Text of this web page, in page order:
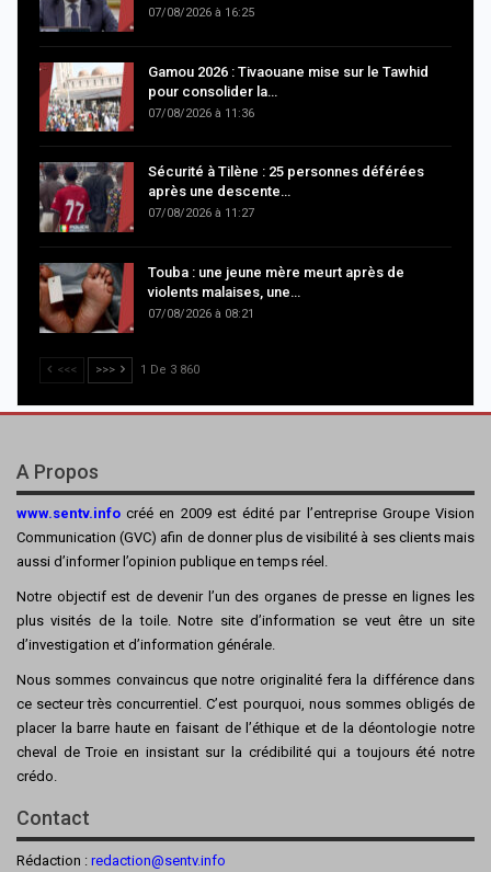
07/08/2026 à 16:25
Gamou 2026 : Tivaouane mise sur le Tawhid
pour consolider la…
07/08/2026 à 11:36
Sécurité à Tilène : 25 personnes déférées
après une descente…
07/08/2026 à 11:27
Touba : une jeune mère meurt après de
violents malaises, une…
07/08/2026 à 08:21
<<< >>> 1 De 3 860
A Propos
www.sentv.info créé en 2009 est édité par l’entreprise Groupe Vision
Communication (GVC) afin de donner plus de visibilité à ses clients mais
aussi d’informer l’opinion publique en temps réel.
Notre objectif est de devenir l’un des organes de presse en lignes les
plus visités de la toile. Notre site d’information se veut être un site
d’investigation et d’information générale.
Nous sommes convaincus que notre originalité fera la différence dans
ce secteur très concurrentiel. C’est pourquoi, nous sommes obligés de
placer la barre haute en faisant de l’éthique et de la déontologie notre
cheval de Troie en insistant sur la crédibilité qui a toujours été notre
crédo.
Contact
Rédaction : redaction@sentv.info